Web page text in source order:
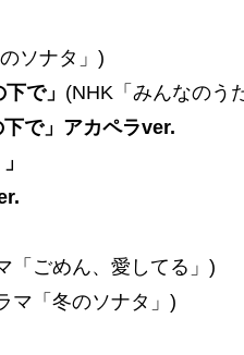
ソナタ」)
で」 (NHK「みんなのう
で」アカペラver.
「ごめん、愛してる」)
マ「冬のソナタ」)